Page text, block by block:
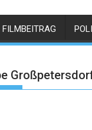
FILMBEITRAG